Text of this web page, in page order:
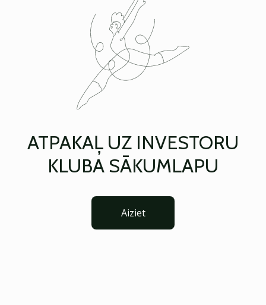
ATPAKAĻ UZ INVESTORU
KLUBA SĀKUMLAPU
Aiziet